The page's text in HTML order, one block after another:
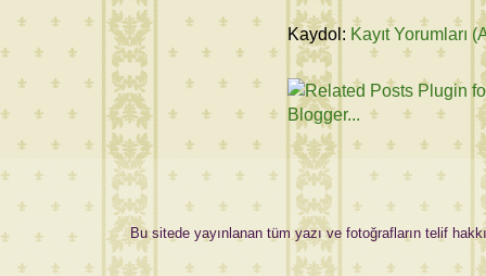
Kaydol: Kayıt Yorumları
Bu sitede yayınlanan tüm yazı ve fotoğrafların telif